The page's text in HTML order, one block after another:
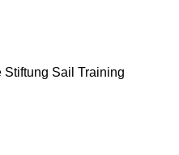
Sail Training